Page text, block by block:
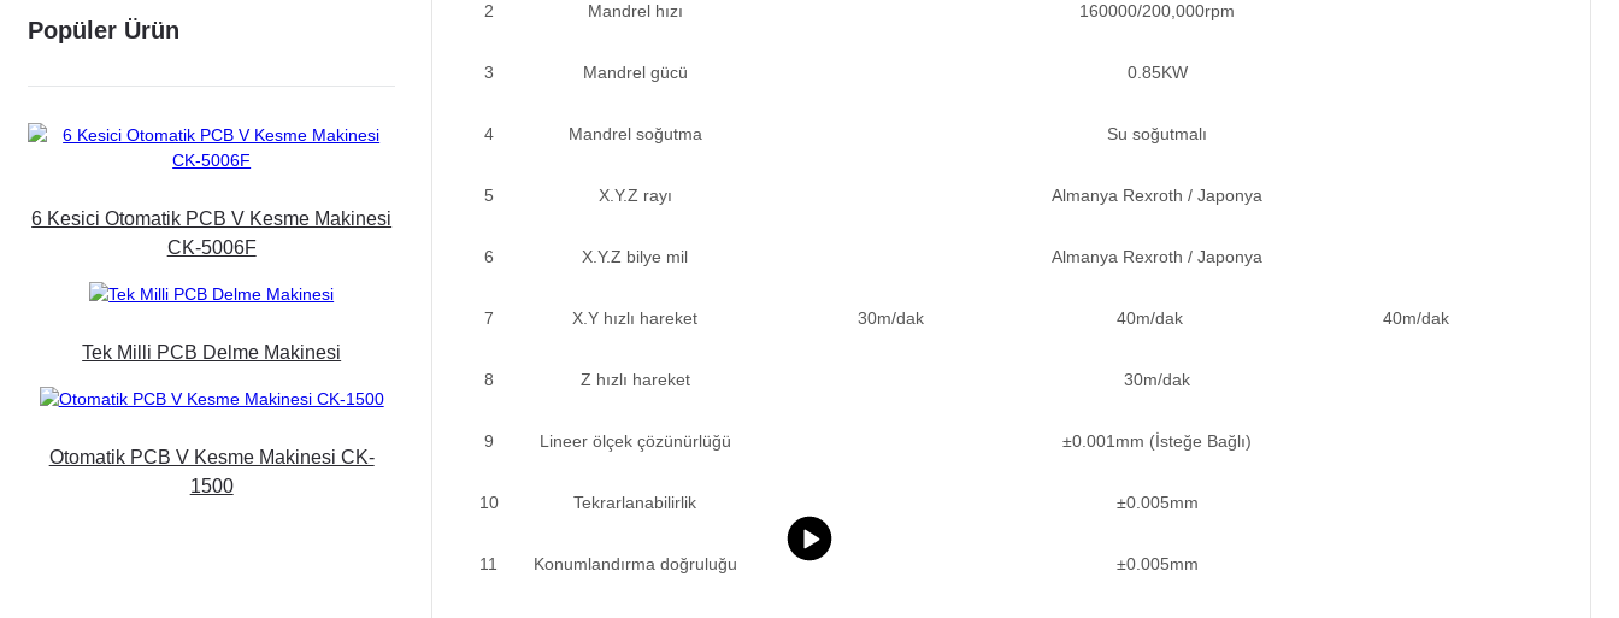
Popüler Ürün
6 Kesici Otomatik PCB V Kesme Makinesi
CK-5006F
Tek Milli PCB Delme Makinesi
Otomatik PCB V Kesme Makinesi CK-
1500
2 Mandrel hızı 160000/200,000rpm
3 Mandrel gücü 0.85KW
4 Mandrel soğutma Su soğutmalı
5 X.Y.Z rayı Almanya Rexroth / Japonya
6 X.Y.Z bilye mil Almanya Rexroth / Japonya
7 X.Y hızlı hareket 30m/dak 40m/dak 40m/dak
8 Z hızlı hareket 30m/dak
9 Lineer ölçek çözünürlüğü ±0.001mm (İsteğe Bağlı)
10 Tekrarlanabilirlik ±0.005mm
11 Konumlandırma doğruluğu ±0.005mm